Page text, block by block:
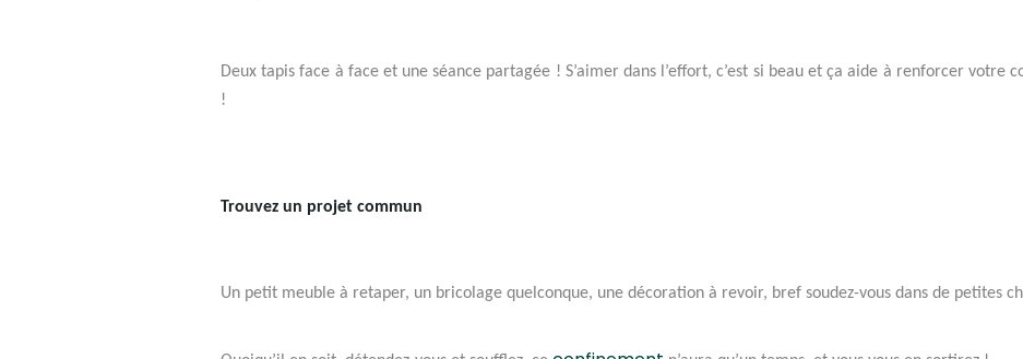
Deux tapis face à face et une séance partagée ! S’aimer dans l’effort, c’est si beau et ça aide à renforcer votre
!
Trouvez un projet commun
Un petit meuble à retaper, un bricolage quelconque, une décoration à revoir, bref soudez-vous dans de petites